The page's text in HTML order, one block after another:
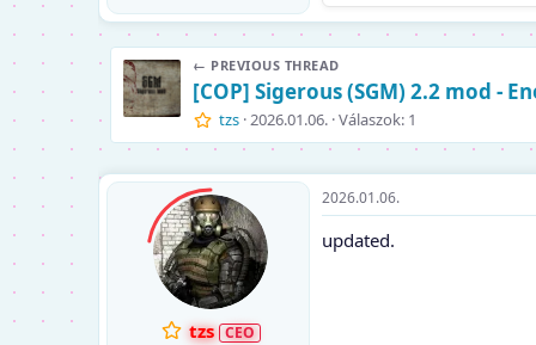
← PREVIOUS THREAD
[COP] Sigerous (SGM) 2.2 mod -
tzs 2026.01.06. Válaszok: 1
tzs
2026.01.06.
updated.